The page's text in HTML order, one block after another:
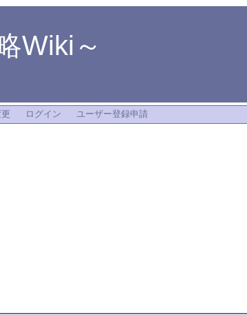
Wiki～
ログイン ユーザー登録申請